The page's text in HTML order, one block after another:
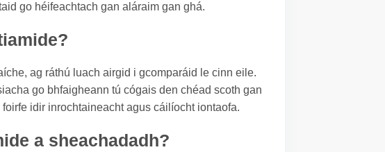
go héifeachtach gan aláraim gan ghá.
ag ráthú luach airgid i gcomparáid le cinn eile.
go bhfaigheann tú cógais den chéad scoth gan
idir inrochtaineacht agus cáilíocht iontaofa.
a sheachadadh?